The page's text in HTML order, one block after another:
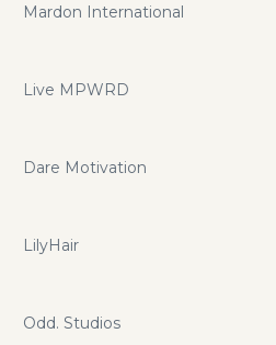
Mardon International
Live MPWRD
Dare Motivation
LilyHair
Odd. Studios